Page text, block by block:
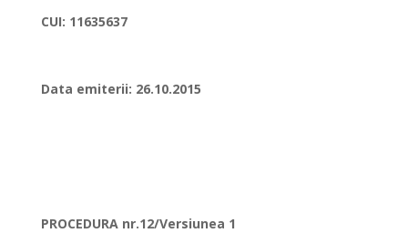
CUI: 11635637
Data emiterii: 26.10.2015
PROCEDURA nr.12/Versiunea 1